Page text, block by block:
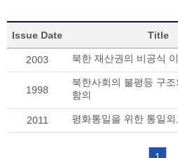
Issue Date Title
2003 북한 재산권의 비공식
1998
북한사회의 불평등 구
함의
2011 평화통일을 위한 통일